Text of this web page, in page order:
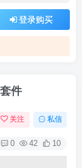
登录购买
件
关注 私信
0 42 10